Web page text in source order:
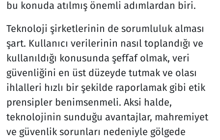
bu konuda atılmış önemli adımlardan biri.
Teknoloji şirketlerinin de sorumluluk alması
şart. Kullanıcı verilerinin nasıl toplandığı ve
kullanıldığı konusunda şeffaf olmak, veri
güvenliğini en üst düzeyde tutmak ve olası
ihlalleri hızlı bir şekilde raporlamak gibi etik
prensipler benimsenmeli. Aksi halde,
teknolojinin sunduğu avantajlar, mahremiyet
ve güvenlik sorunları nedeniyle gölgede